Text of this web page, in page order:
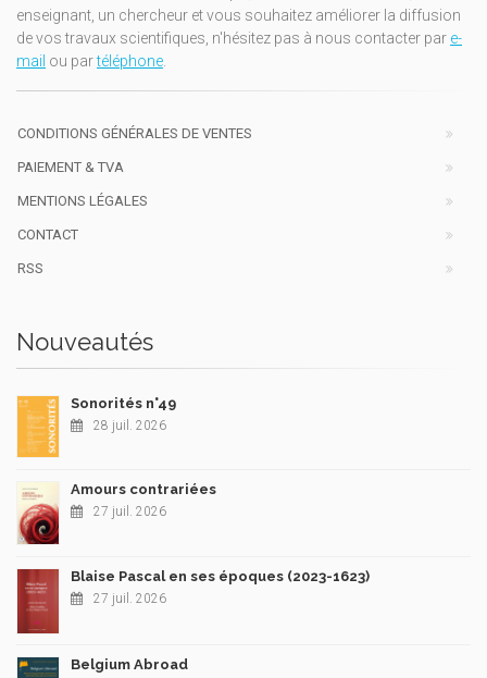
enseignant, un chercheur et vous souhaitez améliorer la diffusion
de vos travaux scientifiques, n'hésitez pas à nous contacter par e-
mail ou partéléphone.
CONDITIONS GÉNÉRALES DE VENTES
PAIEMENT & TVA
MENTIONS LÉGALES
CONTACT
RSS
Nouveautés
Sonorités n°49
28 juil. 2026
Amours contrariées
27 juil. 2026
Blaise Pascal en ses époques (2023-1623)
27 juil. 2026
Belgium Abroad